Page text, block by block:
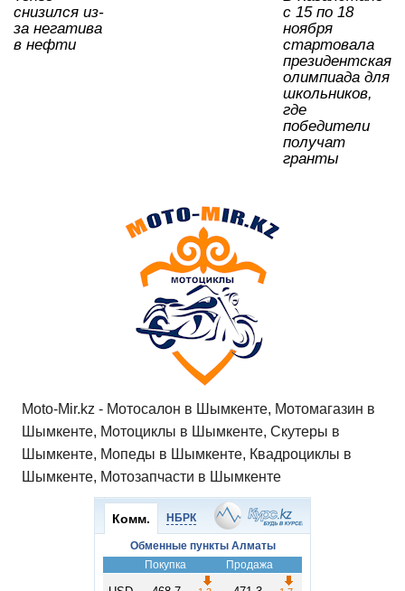
снизился из-
за негатива
в нефти
с 15 по 18
ноября
стартовала
президентская
олимпиада для
школьников,
где
победители
получат
гранты
Moto-Mir.kz - Мотосалон в Шымкенте, Мотомагазин в
Шымкенте, Мотоциклы в Шымкенте, Скутеры в
Шымкенте, Мопеды в Шымкенте, Квадроциклы в
Шымкенте, Мотозапчасти в Шымкенте